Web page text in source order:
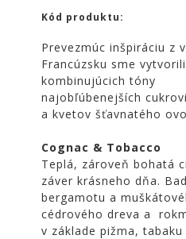
SVIEČKY
CÔTE
NOIRE
dlažby
ATLAS
CONCORDE
KATALÓGY
Kód produktu:
Prevezmúc inšpiráciu z
Francúzsku sme
kombinujúcich tóny
najobľúbenejších
a kvetov šťavnatého
Cognac & Tobacco
Teplá, zároveň bohatá
záver krásneho dňa.
bergamotu a
cédrového dreva a
v základe pižma, tabaku